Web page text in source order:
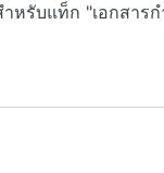
ำหรับแท็ก "เอกสา